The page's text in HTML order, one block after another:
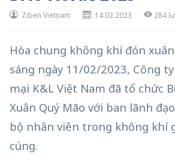
Ziben Vietnam 14.02.2023 284
Hòa chung không khí đón
sáng ngày 11/02/2023, Công
mại K&L Việt Nam đã tổ chức
Xuân Quý Mão với ban lãnh
bộ nhân viên trong không khí
cúng.